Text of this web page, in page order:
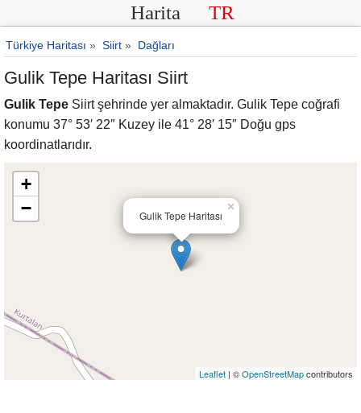
Harita TR
Türkiye Haritası » Siirt » Dağları
Gulik Tepe Haritası Siirt
Gulik Tepe Siirt şehrinde yer almaktadır. Gulik Tepe coğrafi
konumu 37° 53′ 22″ Kuzey ile 41° 28′ 15″ Doğu gps
koordinatlarıdır.
Gulik Tepe Haritası
×
+
−
Leaflet | ©OpenStreetMapcontributors